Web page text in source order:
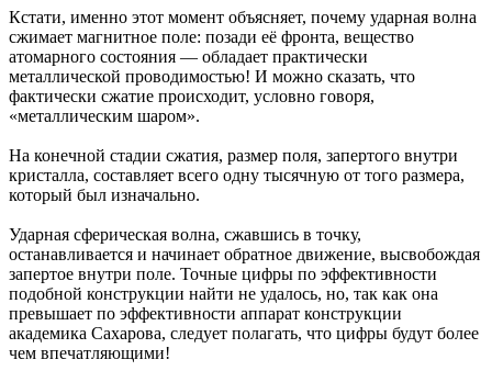
Кстати, именно этот момент объясняет, почему ударная волна
сжимает магнитное поле: позади её фронта, вещество
атомарного состояния — обладает практически
металлической проводимостью! И можно сказать, что
фактически сжатие происходит, условно говоря,
«металлическим шаром».
На конечной стадии сжатия, размер поля, запертого внутри
кристалла, составляет всего одну тысячную от того размера,
который был изначально.
Ударная сферическая волна, сжавшись в точку,
останавливается и начинает обратное движение, высвобождая
запертое внутри поле. Точные цифры по эффективности
подобной конструкции найти не удалось, но, так как она
превышает по эффективности аппарат конструкции
академика Сахарова, следует полагать, что цифры будут более
чем впечатляющими!